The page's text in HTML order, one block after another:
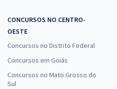
CONCURSOS NO CENTRO-
OESTE
Concursos no Distrito Federal
Concursos em Goiás
Concursos no Mato Grosso do
Sul